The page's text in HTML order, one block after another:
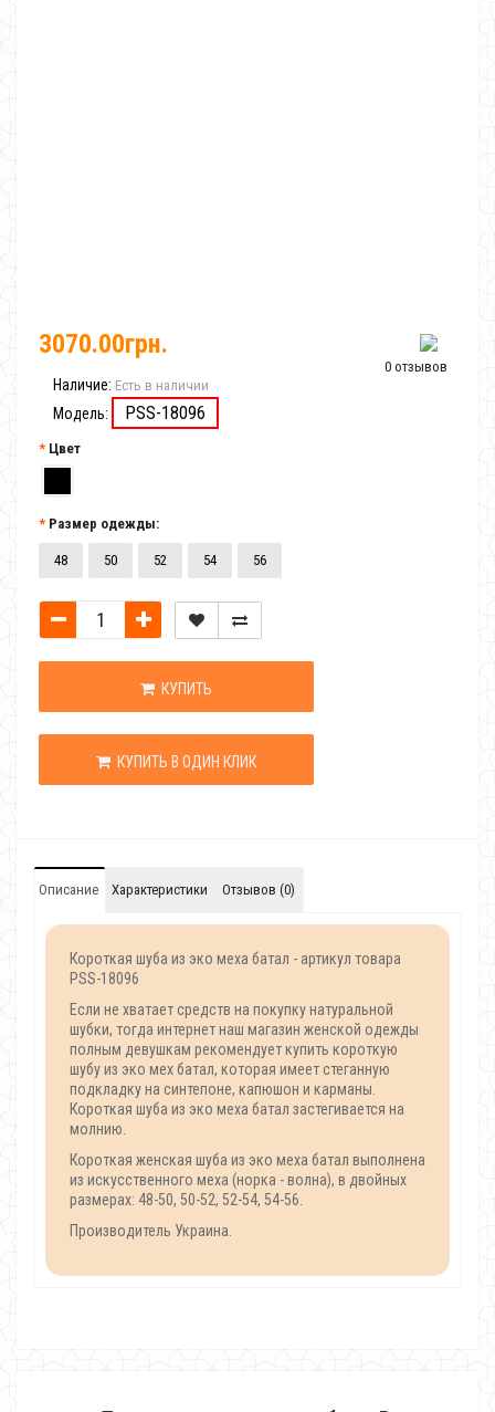
0 отзывов
3070.00грн.
Наличие: Есть в наличии
Модель: PSS-18096
Цвет
Размер одежды:
48 50 52 54 56
КУПИТЬ
КУПИТЬ В ОДИН КЛИК
Описание Характеристики Отзывов (0)
Короткая шуба из эко меха батал - артикул товара
PSS-18096
Если не хватает средств на покупку натуральной
шубки, тогда интернет наш магазин женской одежды
полным девушкам рекомендует купить короткую
шубу из эко мех батал, которая имеет стеганную
подкладку на синтепоне, капюшон и карманы.
Короткая шуба из эко меха батал застегивается на
молнию.
Короткая женская шуба из эко меха батал выполнена
из искусственного меха (норка - волна), в двойных
размерах: 48-50, 50-52, 52-54, 54-56.
Производитель Украина.